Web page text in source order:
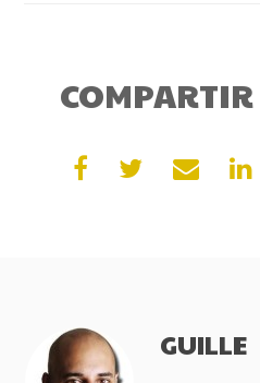
COMPARTIR
GUILLE